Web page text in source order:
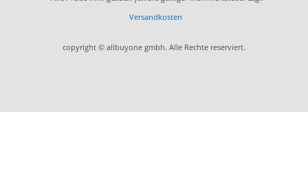
Versandkosten
copyright © allbuyone gmbh. Alle Rechte reserviert.